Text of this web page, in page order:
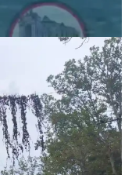
на матрасе и
2